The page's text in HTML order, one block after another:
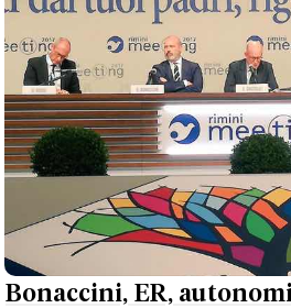
Bonaccini, ER,